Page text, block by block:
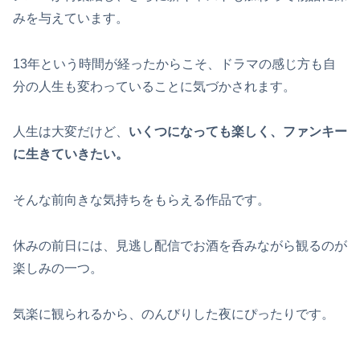
みを与えています。
13年という時間が経ったからこそ、ドラマの感じ方も自
分の人生も変わっていることに気づかされます。
人生は大変だけど、 いくつになっても楽しく、ファンキー
に生きていきたい。
そんな前向きな気持ちをもらえる作品です。
休みの前日には、見逃し配信でお酒を呑みながら観るのが
楽しみの一つ。
気楽に観られるから、のんびりした夜にぴったりです。